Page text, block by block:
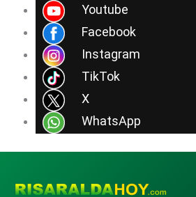
Youtube
Facebook
Instagram
TikTok
X
WhatsApp
contenido